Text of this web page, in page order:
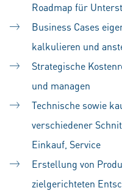
Roadmap für
Business Cases
kalkulieren und
Strategische
und managen
Technische sowie
verschiedener
Einkauf, Service
Erstellung von
zielgerichteten